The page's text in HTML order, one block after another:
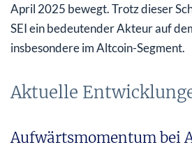
April 2025 bewegt. Trotz dieser
SEI ein bedeutender Akteur auf
insbesondere im Altcoin-Segment.
Aktuelle
Aufwärtsmomentum bei